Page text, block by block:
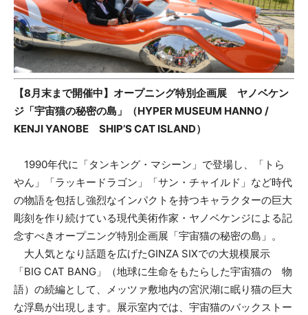
【8月末まで開催中】オープニング特別企画展 ヤノベケン
ジ「宇宙猫の秘密の島」（HYPER MUSEUM HANNO /
KENJI YANOBE SHIP’S CAT ISLAND）
1990年代に「タンキング・マシーン」で登場し、「トら
やん」「ラッキードラゴン」「サン・チャイルド」など時代
の物語を包括し強烈なインパクトを持つキャラクターの巨大
彫刻を作り続けている現代美術作家・ヤノベケンジによる記
念すべきオープニング特別企画展「宇宙猫の秘密の島」。
大人気となり話題を広げたGINZA SIXでの大規模展示
「BIG CAT BANG」（地球に生命をもたらした宇宙猫の 物
語）の続編として、メッツァ敷地内の宮沢湖に眠り猫の巨大
な浮島が出現します。展示室内では、宇宙猫のバックストー